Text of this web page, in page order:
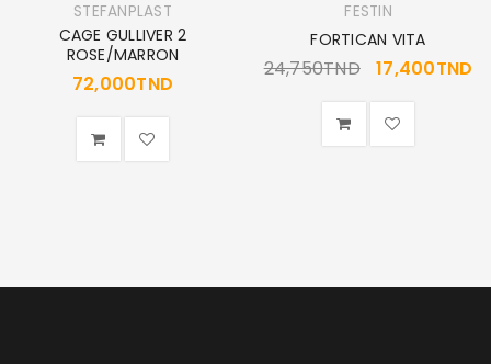
STEFANPLAST
CAGE GULLIVER 2
ROSE/MARRON
72,000TND
FESTIN
FORTICAN VITA
24,750TND 17,400TND